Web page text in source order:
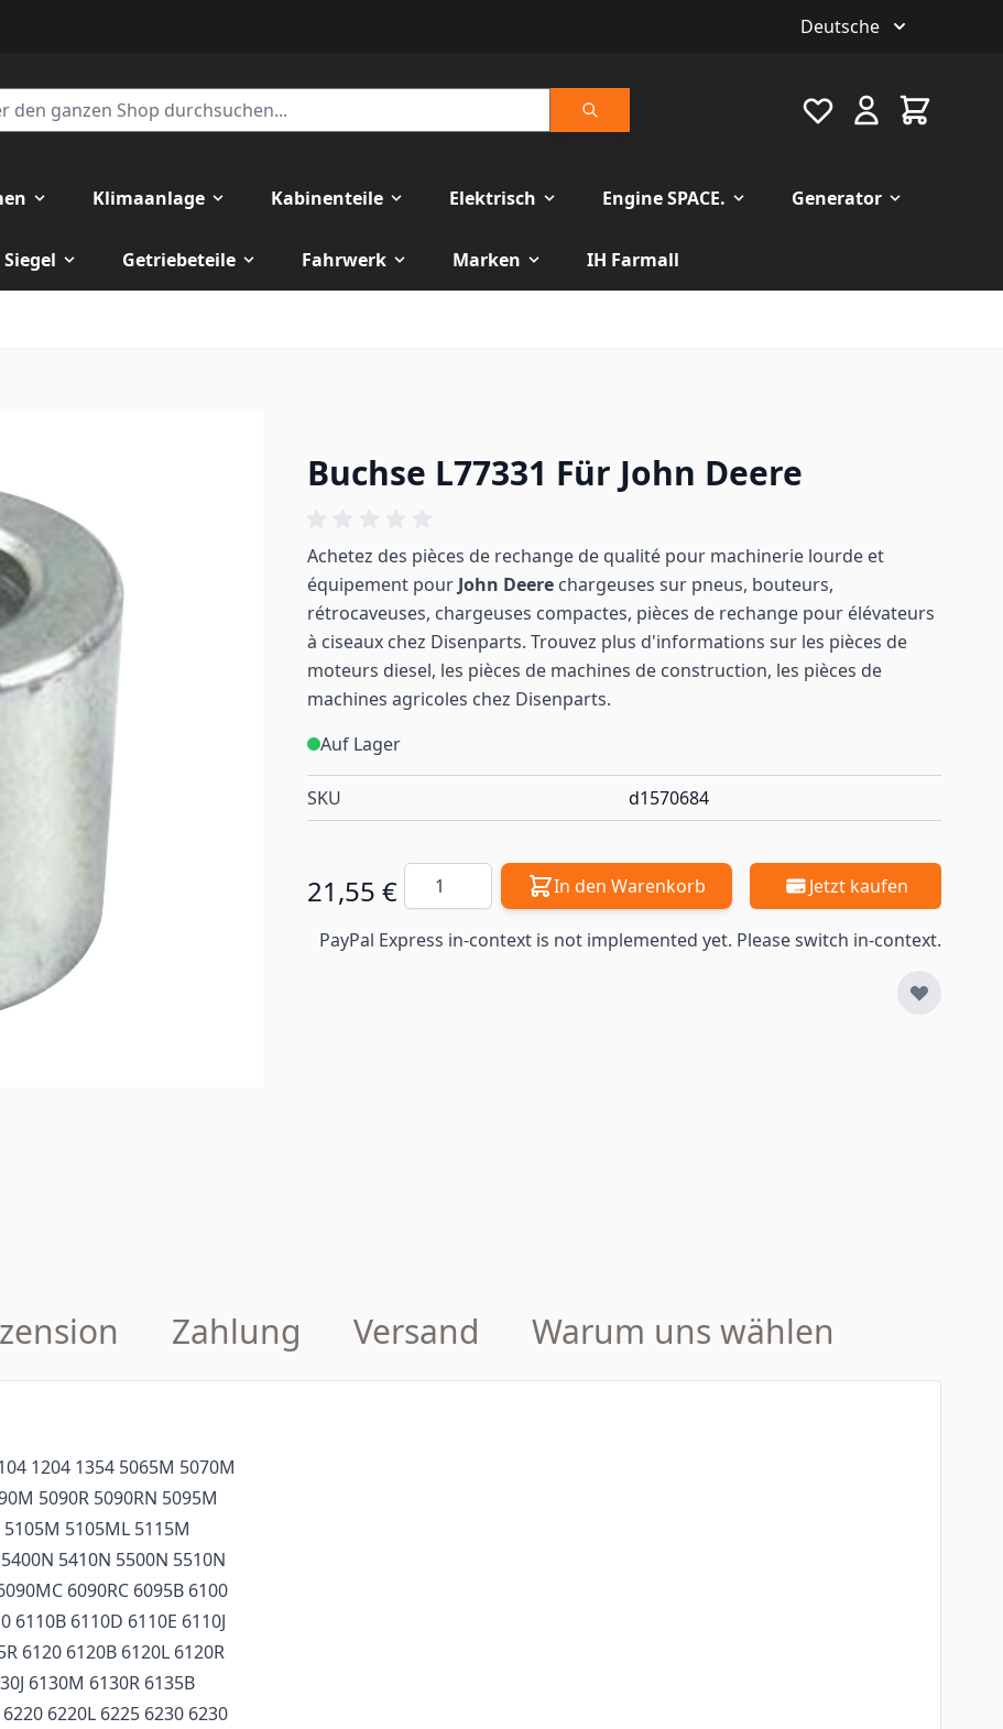
Deutsche
Suche
Favourite Warenkorb
Klimaanlage Kabinenteile Elektrisch Engine SPACE. Generator
Siegel Getriebeteile Fahrwerk Marken
IH Farmall
Buchse L77331 Für John Deere
Achetez des pièces de rechange de qualité pour machinerie lourde et
équipement pour John Deere chargeuses sur pneus, bouteurs,
rétrocaveuses, chargeuses compactes, pièces de rechange pour élévateurs
à ciseaux chez Disenparts. Trouvez plus d'informations sur les pièces de
moteurs diesel, les pièces de machines de construction, les pièces de
machines agricoles chez Disenparts.
Auf Lager
SKU d1570684
21,55 € Menge In den Warenkorb Jetzt kaufen
PayPal Express in-context is not implemented yet. Please switch in-context.
Zahlung Versand Warum uns wählen
1204 1354 5065M 5070M
5090R 5090RN 5095M
5105ML 5115M
5410N 5500N 5510N
6090RC 6095B 6100
6110B 6110D 6110E 6110J
6120 6120B 6120L 6120R
6130M 6130R 6135B
6220L 6225 6230 6230